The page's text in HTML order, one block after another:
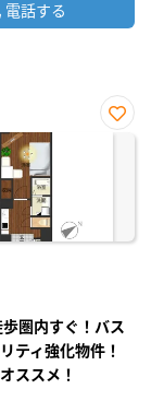
電話する
お気
圏内すぐ！バス
ティ強化物件！
ススメ！